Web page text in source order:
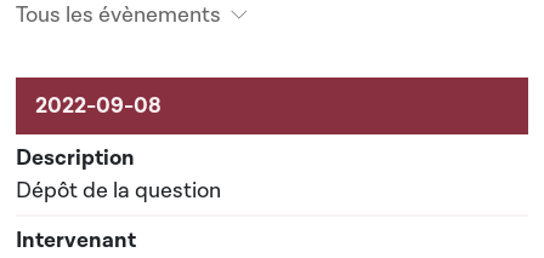
Tous les évènements
Activités liées au dossier
Dépôt de la question